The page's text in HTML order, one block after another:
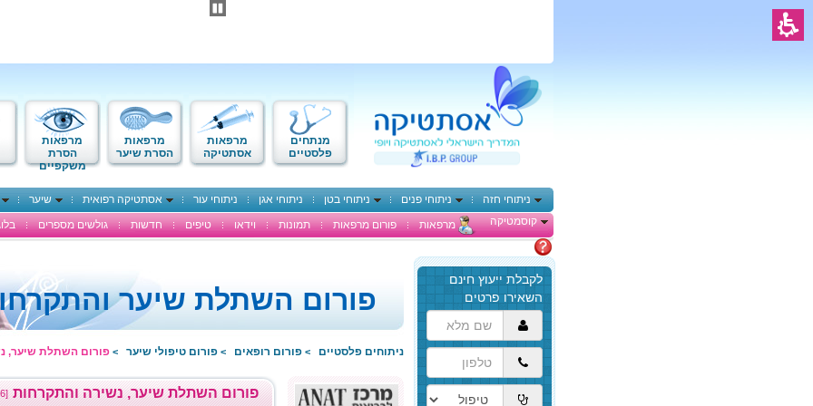
מנתחים
פלסטיים
מרפאות
אסתטיקה
מרפאות
הסרת שיער
מרפאות
הסרת
משקפיים
ניתוחי חזה ניתוחי פנים ניתוחי בטן ניתוחי אגן ניתוחי עור אסתטיקה רפואית שיער
קוסמטיקה
מרפאות פורום מרפאות תמונות וידאו טיפים חדשות גולשים מספרים
הגעת
לתוכן
המרכזי,
באפשרותך
ללחוץ
אנטר
כדי
לדלג
לאזור
פורום השתלת שיער
ניתוחים פלסטיים > פורום רופאים > פורום טיפולי שיער > פורום השתלת שיער,
[1686 דיונים פעילים] פורום השתלת שיער, נשירה והתקרחות